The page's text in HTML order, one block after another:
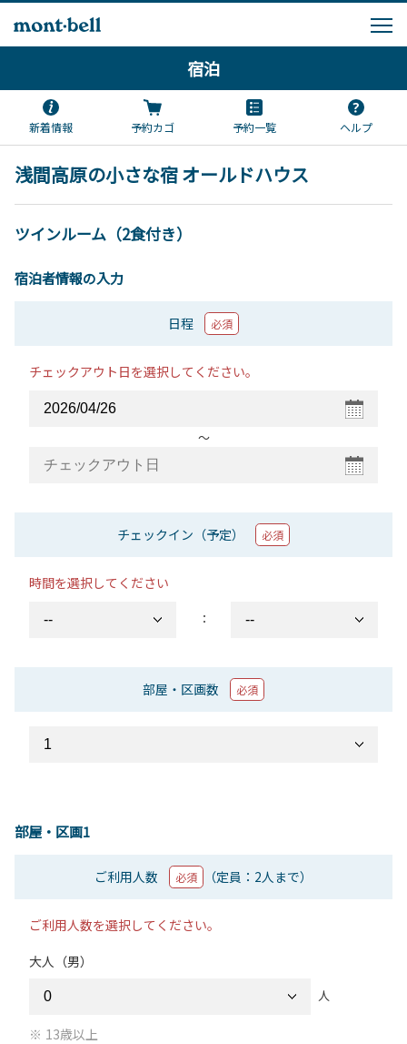
宿泊
新着情報 予約カゴ 予約一覧 ヘルプ
浅間高原の小さな宿 オールドハウス
ツインルーム（2食付き）
宿泊者情報の入力
日程 必須
チェックアウト日を選択してください。
〜
チェックイン（予定） 必須
時間を選択してください
：
部屋・区画数 必須
部屋・区画1
ご利用人数 必須 （定員：2人まで）
ご利用人数を選択してください。
大人（男）
人
13歳以上